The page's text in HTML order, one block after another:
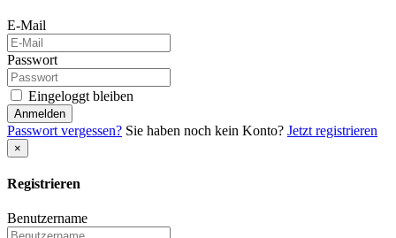
E-Mail
Passwort
Eingeloggt bleiben
Anmelden
Passwort vergessen? Sie haben noch kein Konto? Jetzt registrieren
×
Registrieren
Benutzername